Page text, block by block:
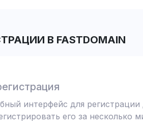
В FASTDOMAIN
интерфейс для
его за несколько